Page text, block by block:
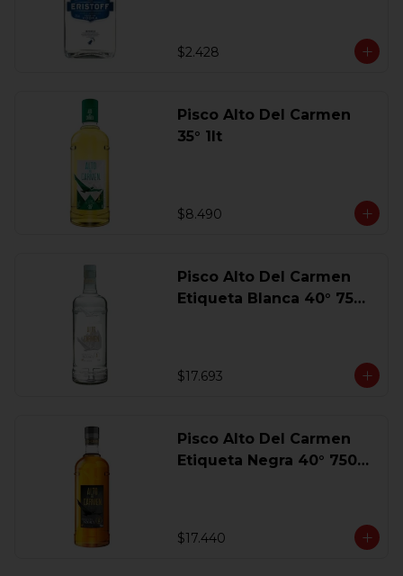
$2.428
Pisco Alto Del Carmen
35° 1lt
$8.490
Pisco Alto Del Carmen
Etiqueta Blanca 40° 750
$17.693
Pisco Alto Del Carmen
Etiqueta Negra 40° 750
$17.440